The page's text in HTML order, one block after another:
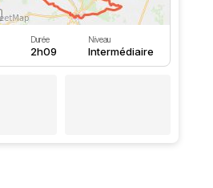
Durée
2h09
Niveau
Intermédiaire